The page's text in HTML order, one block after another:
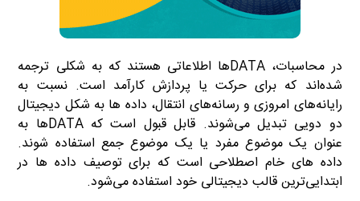
در محاسبات، DATAها اطلاعاتی هستند که به شکلی ترجمه
شده‌اند که برای حرکت یا پردازش کارآمد است. نسبت به
رایانه‌های امروزی و رسانه‌های انتقال، داده ها به شکل دیجیتال
دو دویی تبدیل می‌شوند. قابل قبول است که DATAها به
عنوان یک موضوع مفرد یا یک موضوع جمع استفاده شوند.
داده‌ های خام اصطلاحی است که برای توصیف داده ها در
ابتدایی‌ترین قالب دیجیتالی خود استفاده می‌شود.